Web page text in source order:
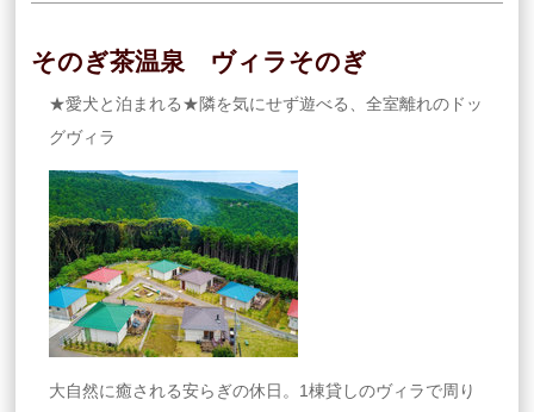
そのぎ茶温泉 ヴィラそのぎ
★愛犬と泊まれる★隣を気にせず遊べる、全室離れのドッ
グヴィラ
大自然に癒される安らぎの休日。1棟貸しのヴィラで周り